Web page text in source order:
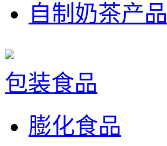
自制奶茶产品
包装食品
膨化食品